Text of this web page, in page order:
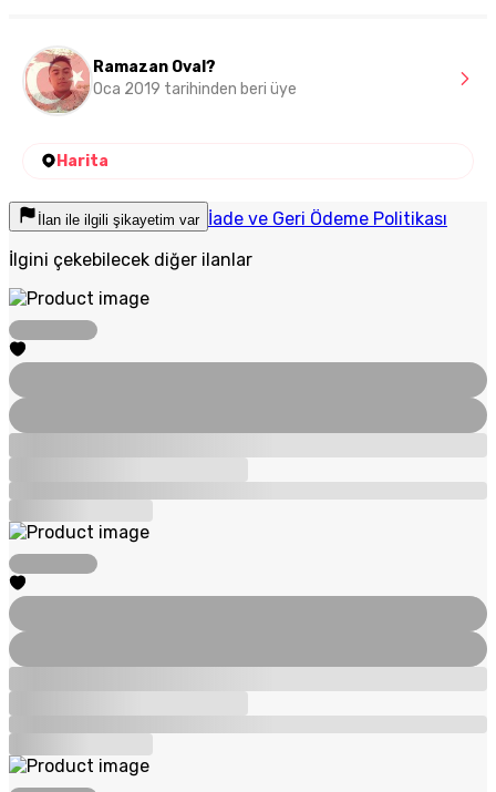
Ramazan Oval?
Oca 2019 tarihinden beri üye
Harita
İlan ile ilgili şikayetim var İade ve Geri Ödeme Politikası
İlgini çekebilecek diğer ilanlar